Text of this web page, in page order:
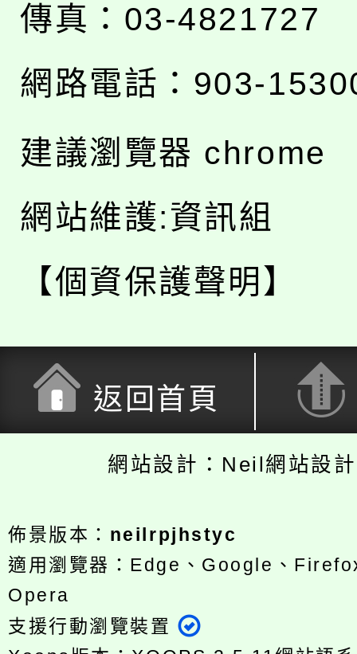
傳真：03-4821727
網路電話：903-
建議瀏覽器 chrome
網站維護:資訊組
【個資保護聲明】
返回首頁
網站設計：Neil網站設
佈景版本： neilrpjhstyc
適用瀏覽器：Edge、Google、
Opera
支援行動瀏覽裝置